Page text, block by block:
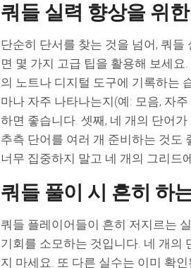
쿼들 실력 향상을 위
단순히 단서를 찾는 것을 넘어, 쿼
면 몇 가지 고급 팁을 활용해 보세
의 노트나 디지털 도구에 기록하는
마나 자주 나타나는지(예: 모음, 자
하면 좋습니다. 셋째, 네 개의 단어
추측 단어를 여러 개 준비하는 것도
너무 집중하지 말고 네 개의 그리드
쿼들 풀이 시 흔히 하
쿼들 플레이어들이 흔히 저지르는
기회를 소모하는 것입니다. 네 개의
지 마세요. 또 다른 실수는 이미 확